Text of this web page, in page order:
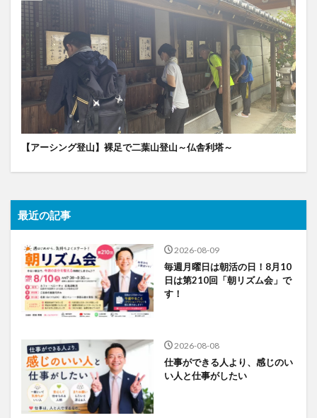
【アーシング登山】裸足で二葉山登山～仏舎利塔～
最近の記事
2026-08-09
毎週月曜日は朝活の日！8月10
日は第210回「朝リズム会」で
す！
2026-08-08
仕事ができる人より、感じのい
い人と仕事がしたい